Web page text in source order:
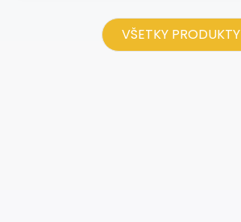
VŠETKY PRODUKTY